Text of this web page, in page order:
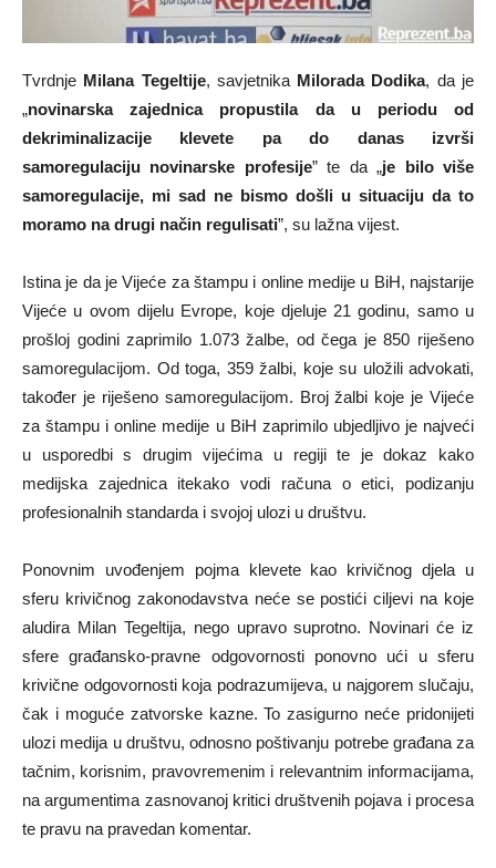
Tvrdnje Milana Tegeltije, savjetnika Milorada Dodika, da je
„novinarska zajednica propustila da u periodu od
dekriminalizacije klevete pa do danas izvrši
samoregulaciju novinarske profesije” te da „je bilo više
samoregulacije, mi sad ne bismo došli u situaciju da to
moramo na drugi način regulisati”, su lažna vijest.
Istina je da je Vijeće za štampu i online medije u BiH, najstarije
Vijeće u ovom dijelu Evrope, koje djeluje 21 godinu, samo u
prošloj godini zaprimilo 1.073 žalbe, od čega je 850 riješeno
samoregulacijom. Od toga, 359 žalbi, koje su uložili advokati,
također je riješeno samoregulacijom. Broj žalbi koje je Vijeće
za štampu i online medije u BiH zaprimilo ubjedljivo je najveći
u usporedbi s drugim vijećima u regiji te je dokaz kako
medijska zajednica itekako vodi računa o etici, podizanju
profesionalnih standarda i svojoj ulozi u društvu.
Ponovnim uvođenjem pojma klevete kao krivičnog djela u
sferu krivičnog zakonodavstva neće se postići ciljevi na koje
aludira Milan Tegeltija, nego upravo suprotno. Novinari će iz
sfere građansko-pravne odgovornosti ponovno ući u sferu
krivične odgovornosti koja podrazumijeva, u najgorem slučaju,
čak i moguće zatvorske kazne. To zasigurno neće pridonijeti
ulozi medija u društvu, odnosno poštivanju potrebe građana za
tačnim, korisnim, pravovremenim i relevantnim informacijama,
na argumentima zasnovanoj kritici društvenih pojava i procesa
te pravu na pravedan komentar.